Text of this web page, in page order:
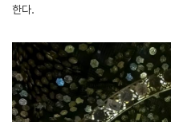
한다.